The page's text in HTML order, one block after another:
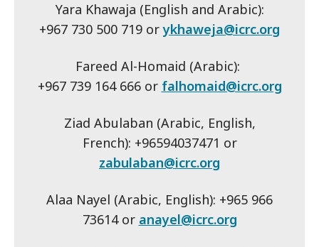
Yara Khawaja (English and Arabic):
+967 730 500 719 orykhaweja@icrc.org
Fareed Al-Homaid (Arabic):
+967 739 164 666 or falhomaid@icrc.org
Ziad Abulaban (Arabic, English,
French): +96594037471 or
zabulaban@icrc.org
Alaa Nayel (Arabic, English): +965 966
73614 or anayel@icrc.org